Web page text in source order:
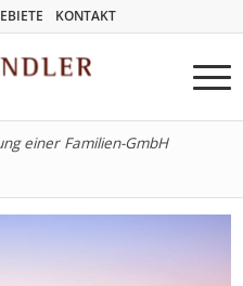
KONTAKT
einer Familien-GmbH